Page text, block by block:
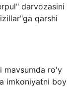
darvozasini
qarshi
mavsumda ro'y
imkoniyatni boy